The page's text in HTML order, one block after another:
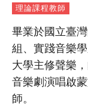
理論課程教師
畢業於國立臺
組、實踐音樂學
大學主修聲樂
音樂劇演唱啟
師。